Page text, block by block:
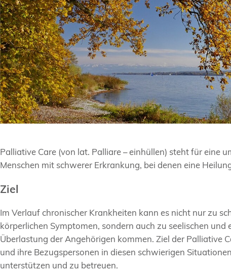
Palliative Care (von lat. Palliare – einhüllen) steht für eine
Menschen mit schwerer Erkrankung, bei denen eine
Ziel
Im Verlauf chronischer Krankheiten kann es nicht nur zu
körperlichen Symptomen, sondern auch zu seelischen
Überlastung der Angehörigen kommen. Ziel der Palliative
und ihre Bezugspersonen in diesen schwierigen
unterstützen und zu betreuen.